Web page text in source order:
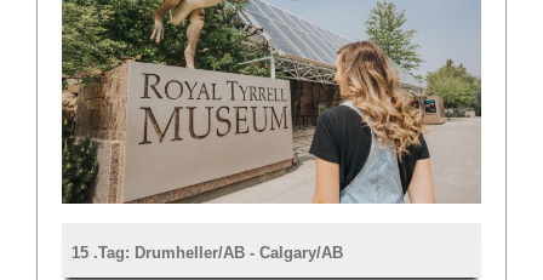
15 .Tag: Drumheller/AB - Calgary/AB